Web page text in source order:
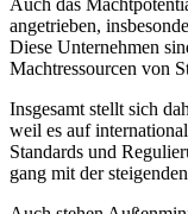
Auch das
angetrieben,
Diese Unternehmen
Machtressourcen von
Insgesamt stellt sich
weil es auf
Standards und
gang mit der